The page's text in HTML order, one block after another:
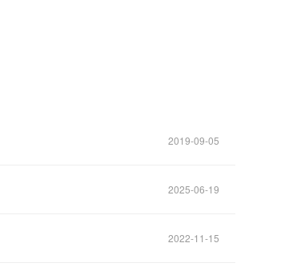
2019-09-05
2025-06-19
2022-11-15